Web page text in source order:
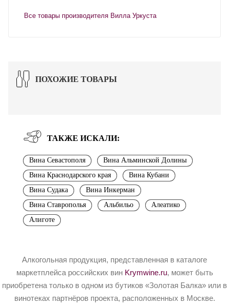
Все товары производителя Вилла Уркуста
ПОХОЖИЕ ТОВАРЫ
ТАКЖЕ ИСКАЛИ:
Вина Севастополя
Вина Альминской Долины
Вина Краснодарского края
Вина Кубани
Вина Судака
Вина Инкерман
Вина Ставрополья
Альбильо
Алеатико
Алиготе
Алкогольная продукция, представленная в каталоге
маркетплейса российских вин Krymwine.ru, может быть
приобретена только в одном из бутиков «Золотая Балка» или в
винотеках партнёров проекта, расположенных в Москве.